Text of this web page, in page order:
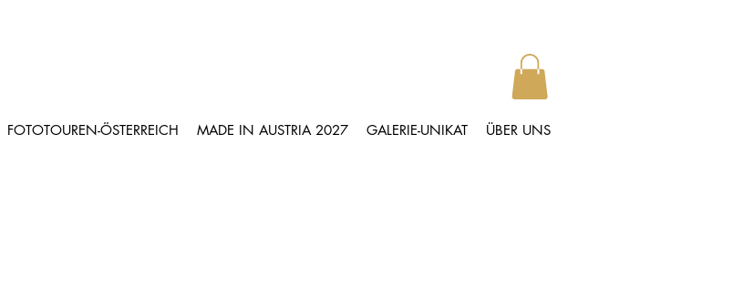
FOTOTOUREN-ÖSTERREICH MADE IN AUSTRIA 2027 GALERIE-UNIKAT ÜBER UNS